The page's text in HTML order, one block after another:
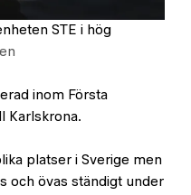
STE i hög
inom Första
Karlskrona.
platser i Sverige men
och övas ständigt under